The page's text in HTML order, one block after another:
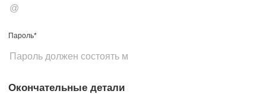
Пароль
Окончательные детали